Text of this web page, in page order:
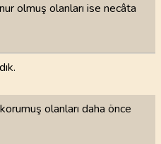
olmuş olanları ise necâta
olanları daha önce